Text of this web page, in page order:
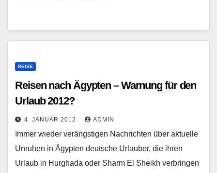
REISE
Reisen nach Ägypten – Warnung für den
Urlaub 2012?
4. JANUAR 2012 ADMIN
Immer wieder verängstigen Nachrichten über aktuelle
Unruhen in Ägypten deutsche Urlauber, die ihren
Urlaub in Hurghada oder Sharm El Sheikh verbringen